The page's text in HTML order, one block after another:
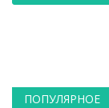
ПОПУЛЯРНОЕ